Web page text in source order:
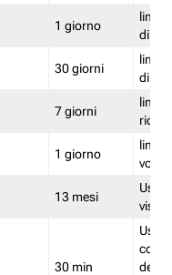
1 giorno
limita
di
30 giorni
limita
di
7 giorni
limita
1 giorno
limita
13 mesi
30 min